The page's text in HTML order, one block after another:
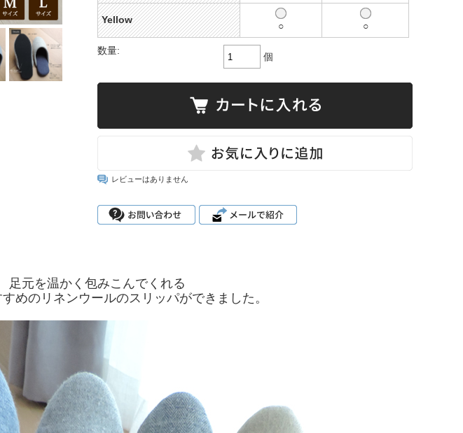
Yellow
○ ○
数量:
個
レビューはありません
足元を温かく包みこんでくれる
めのリネンウールのスリッパができました。